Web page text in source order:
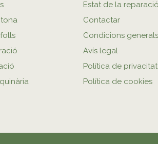
Estat de la reparació
Contactar
Condicions generals
Avís legal
Política de privacitat
Política de cookies